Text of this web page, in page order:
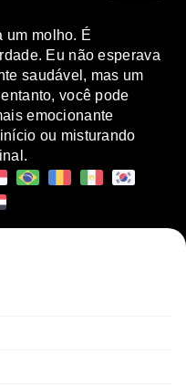
um molho. É
Eu não esperava
saudável, mas um
você pode
emocionante
ou misturando